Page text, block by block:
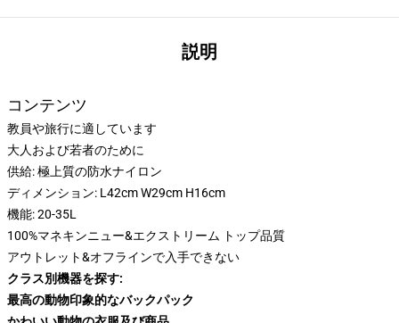
説明
コンテンツ
教員や旅行に適しています
大人および若者のために
供給: 極上質の防水ナイロン
ディメンション: L42cm W29cm H16cm
機能: 20-35L
100%マネキンニュー&エクストリーム トップ品質
アウトレット&オフラインで入手できない
クラス別機器を探す:
最高の動物印象的なバックパック